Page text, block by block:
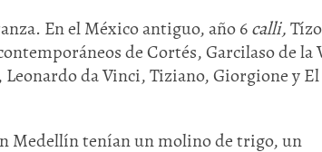
En el México antiguo, año 6calli,
de Cortés, Garcilaso de la
da Vinci, Tiziano, Giorgione y El
Medellín tenían un molino de trigo, un